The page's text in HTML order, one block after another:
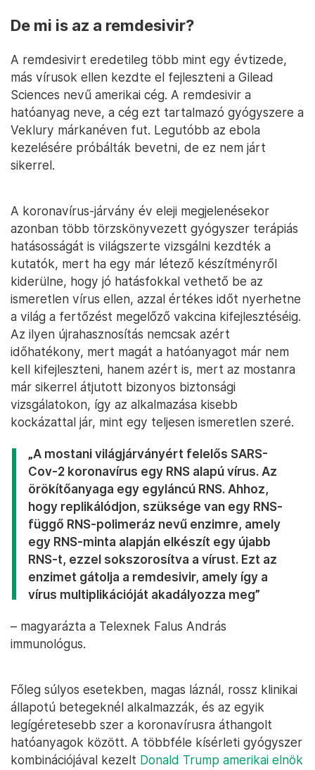
De mi is az a remdesivir?
A remdesivirt eredetileg több mint egy évtizede,
más vírusok ellen kezdte el fejleszteni a Gilead
Sciences nevű amerikai cég. A remdesivir a
hatóanyag neve, a cég ezt tartalmazó gyógyszere a
Veklury márkanéven fut. Legutóbb az ebola
kezelésére próbálták bevetni, de ez nem járt
sikerrel.
A koronavírus-járvány év eleji megjelenésekor
azonban több törzskönyvezett gyógyszer terápiás
hatásosságát is világszerte vizsgálni kezdték a
kutatók, mert ha egy már létező készítményről
kiderülne, hogy jó hatásfokkal vethető be az
ismeretlen vírus ellen, azzal értékes időt nyerhetne
a világ a fertőzést megelőző vakcina kifejlesztéséig.
Az ilyen újrahasznosítás nemcsak azért
időhatékony, mert magát a hatóanyagot már nem
kell kifejleszteni, hanem azért is, mert az mostanra
már sikerrel átjutott bizonyos biztonsági
vizsgálatokon, így az alkalmazása kisebb
kockázattal jár, mint egy teljesen ismeretlen szeré.
„A mostani világjárványért felelős SARS-
Cov-2 koronavírus egy RNS alapú vírus. Az
örökítőanyaga egy egyláncú RNS. Ahhoz,
hogy replikálódjon, szüksége van egy RNS-
függő RNS-polimeráz nevű enzimre, amely
egy RNS-minta alapján elkészít egy újabb
RNS-t, ezzel sokszorosítva a vírust. Ezt az
enzimet gátolja a remdesivir, amely így a
vírus multiplikációját akadályozza meg”
– magyarázta a Telexnek Falus András
immunológus.
Főleg súlyos esetekben, magas láznál, rossz klinikai
állapotú betegeknél alkalmazzák, és az egyik
legígéretesebb szer a koronavírusra áthangolt
hatóanyagok között. A többféle kísérleti gyógyszer
kombinációjával kezelt Donald Trump amerikai elnök